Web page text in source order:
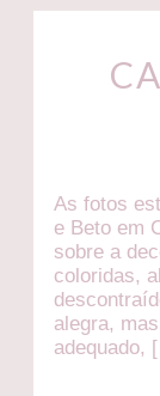
As fotos
e Beto em
sobre a
coloridas,
alegra,
adequado,